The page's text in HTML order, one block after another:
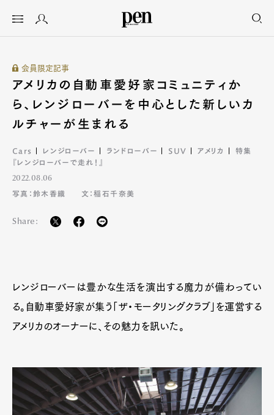
会員限定記事
アメリカの自動車愛好家コミュニティか
ら、レンジローバーを中心とした新しいカ
ルチャーが生まれる
Cars レンジローバー ランドローバー SUV アメリカ
特集
『レンジローバーで走れ！』
2022.08.06
写真：鈴木香織
文：稲石千奈美
Share:
レンジローバーは豊かな生活を演出する魔力が備わってい
る。自動車愛好家が集う「ザ・モータリングクラブ」を運営する
アメリカのオーナーに、その魅力を訊いた。